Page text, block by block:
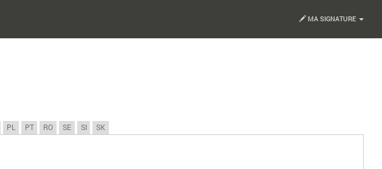
MA SIGNATURE
PL PT RO SE SI SK